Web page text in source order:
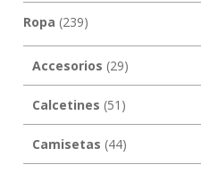
Ropa (239)
Accesorios (29)
Calcetines (51)
Camisetas (44)